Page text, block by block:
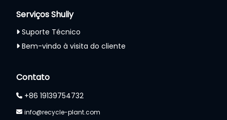
Serviços Shuliy
Suporte Técnico
Bem-vindo à visita do cliente
Contato
+86 19139754732
info@recycle-plant.com